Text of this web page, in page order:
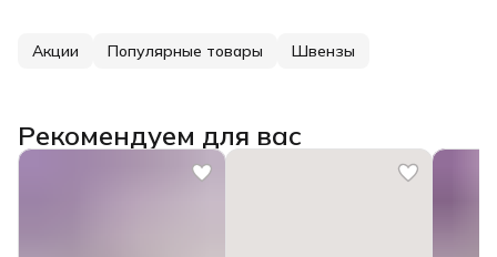
Акции Популярные товары Швензы
Рекомендуем для вас